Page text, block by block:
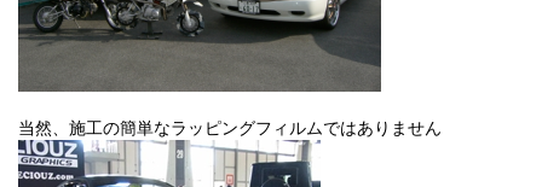
当然、施工の簡単なラッピングフィルムではありません